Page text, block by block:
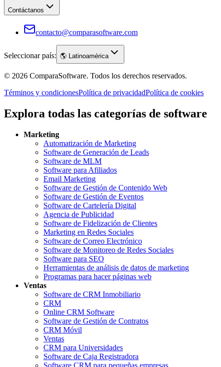
Contáctanos
contacto@comparasoftware.com
Seleccionar país: 🌎 Latinoamérica
© 2026 ComparaSoftware. Todos los derechos reservados.
Términos y condicionesPolítica de privacidadPolítica de cookies
Explora todas las categorías de software
Marketing
Automatización de Marketing
Software de Generación de Leads
Software de MLM
Software para Afiliados
Email Marketing
Software de Gestión de Contenido Web
Software de Gestión de Eventos
Software de Cartelería Digital
Agencia de Publicidad
Software de Fidelización de Clientes
Marketing en Redes Sociales
Software de Correo Electrónico
Software de Monitoreo de Redes Sociales
Software para SEO
Herramientas de análisis de datos de marketing
Programas para hacer páginas web
Ventas
Software de CRM Inmobiliario
CRM
Online CRM Software
Software de Gestión de Contratos
CRM Móvil
Ventas
CRM para Universidades
Software de Caja Registradora
Software CRM para pequeñas empresas